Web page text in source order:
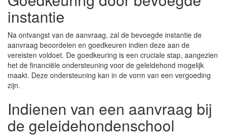
instantie
Na ontvangst van de aanvraag, zal de bevoegde instantie de
aanvraag beoordelen en goedkeuren indien deze aan de
vereisten voldoet. De goedkeuring is een cruciale stap, aangezien
het de financiële ondersteuning voor de geleidehond mogelijk
maakt. Deze ondersteuning kan in de vorm van een vergoeding
zijn.
Indienen van een aanvraag bij
de geleidehondenschool